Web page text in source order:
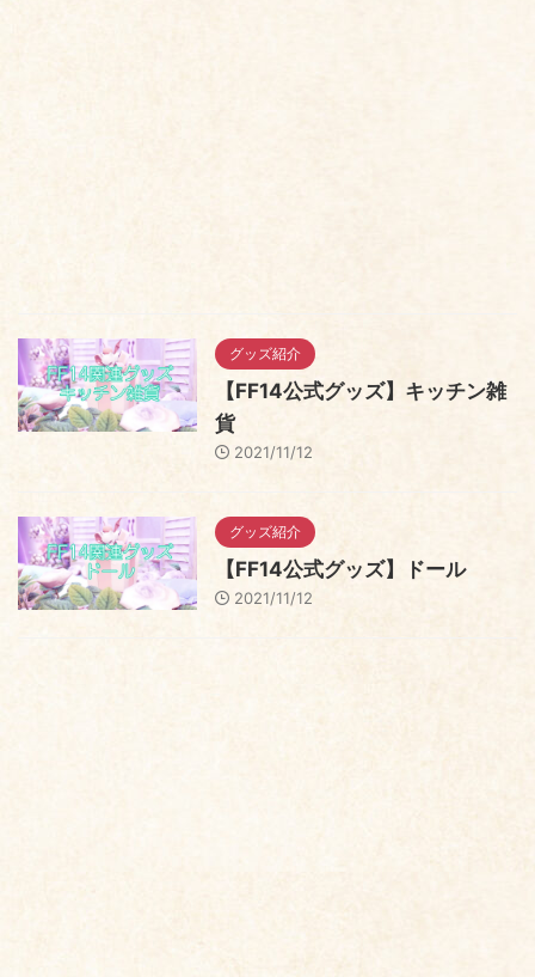
グッズ紹介
【FF14公式グッズ】キッチン雑
貨
2021/11/12
グッズ紹介
【FF14公式グッズ】ドール
2021/11/12